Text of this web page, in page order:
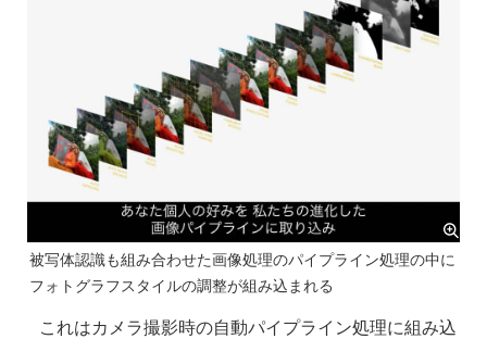
被写体認識も組み合わせた画像処理のパイプライン処理の中に
フォトグラフスタイルの調整が組み込まれる
これはカメラ撮影時の自動パイプライン処理に組み込